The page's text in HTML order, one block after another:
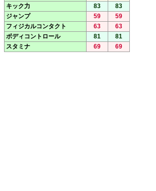
キック力
83
83
ジャンプ
59
59
フィジカルコンタクト
63
63
ボディコントロール
81
81
スタミナ
69 69